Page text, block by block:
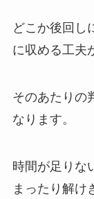
どこか後回し
に収める工夫
そのあたりの
なります。
時間が足りな
まったり解け